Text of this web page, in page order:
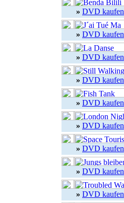
» DVD kaufen
» DVD kaufen
» DVD kaufen
» DVD kaufen
» DVD kaufen
» DVD kaufen
» DVD kaufen
» DVD kaufen
» DVD kaufen